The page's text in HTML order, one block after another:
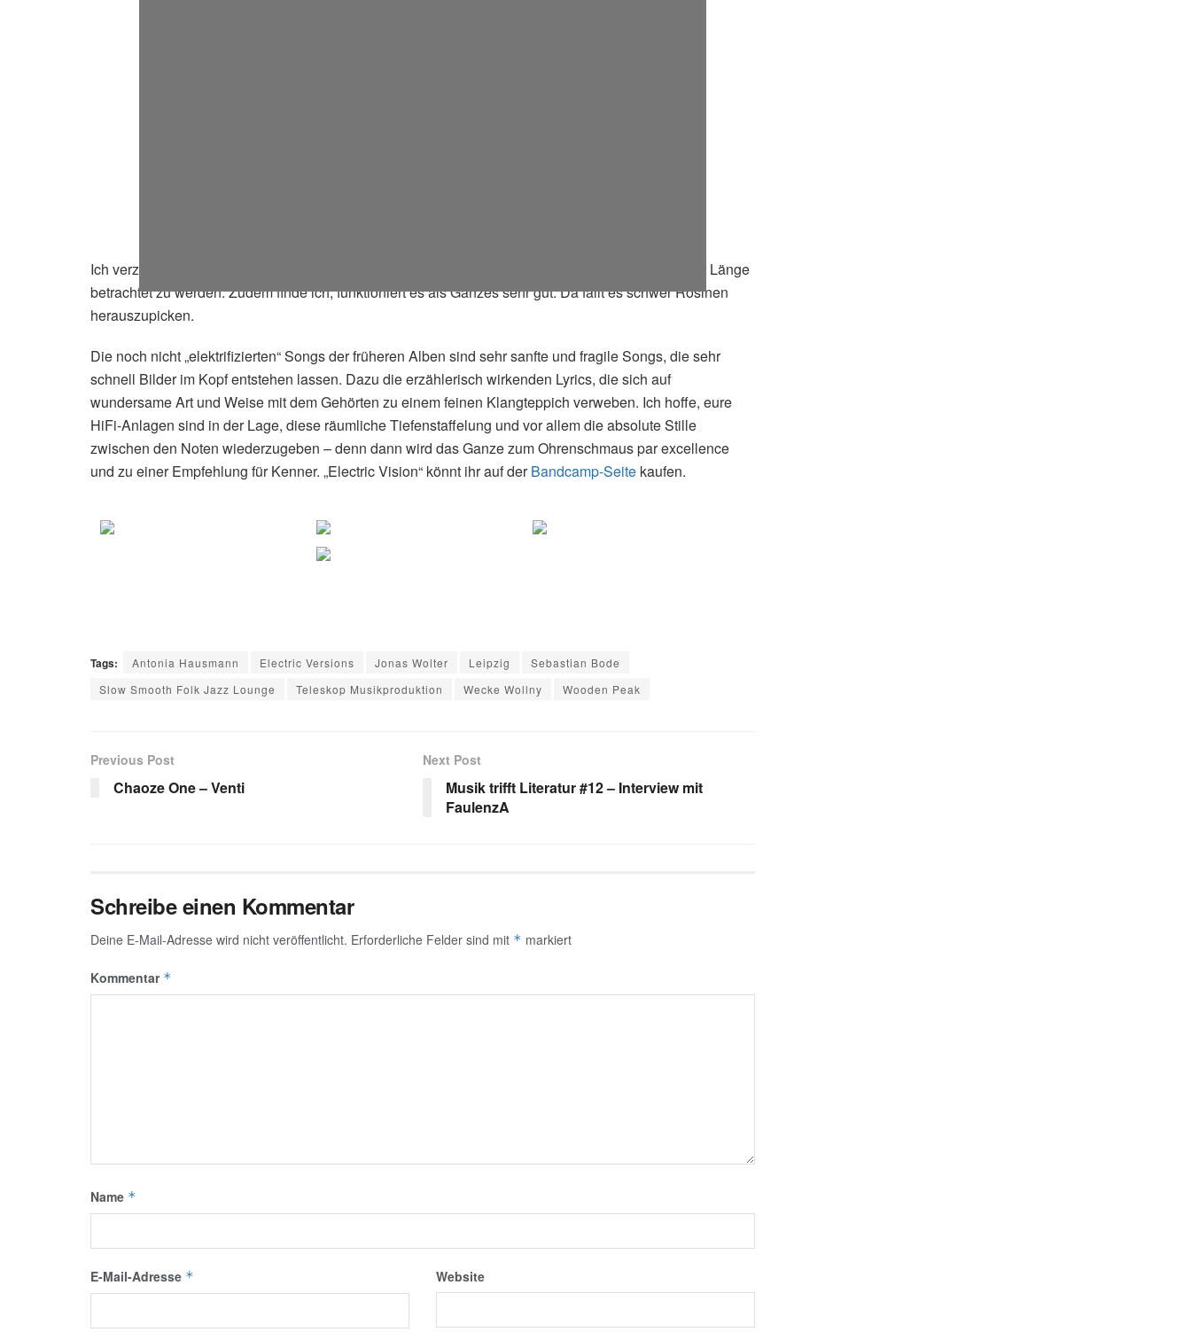
Ich verzichte bewußt auf das Hervorheben einzelner Songs, denn das Album verdient es in ganzer Länge
betrachtet zu werden. Zudem finde ich, funktioniert es als Ganzes sehr gut. Da fällt es schwer Rosinen
herauszupicken.
Die noch nicht „elektrifizierten“ Songs der früheren Alben sind sehr sanfte und fragile Songs, die sehr
schnell Bilder im Kopf entstehen lassen. Dazu die erzählerisch wirkenden Lyrics, die sich auf
wundersame Art und Weise mit dem Gehörten zu einem feinen Klangteppich verweben. Ich hoffe, eure
HiFi-Anlagen sind in der Lage, diese räumliche Tiefenstaffelung und vor allem die absolute Stille
zwischen den Noten wiederzugeben – denn dann wird das Ganze zum Ohrenschmaus par excellence
und zu einer Empfehlung für Kenner. „Electric Vision“ könnt ihr auf derBandcamp-Seite kaufen.
Tags: Antonia Hausmann Electric Versions Jonas Wolter Leipzig
Sebastian Bode
Slow Smooth Folk Jazz Lounge
Teleskop Musikproduktion Wecke Wollny Wooden Peak
Previous Post
Chaoze One – Venti
Next Post
Musik trifft Literatur #12 – Interview mit
FaulenzA
Schreibe einen Kommentar
Deine E-Mail-Adresse wird nicht veröffentlicht. Erforderliche Felder sind mit * markiert
Kommentar *
Name *
E-Mail-Adresse * Website